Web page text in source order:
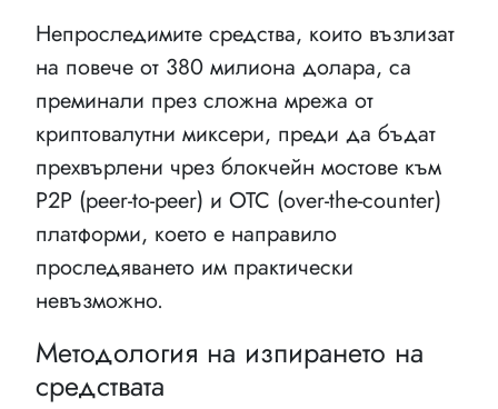
Непроследимите средства, които възлизат
на повече от 380 милиона долара, са
преминали през сложна мрежа от
криптовалутни миксери, преди да бъдат
прехвърлени чрез блокчейн мостове към
P2P (peer-to-peer) и OTC (over-the-counter)
платформи, което е направило
проследяването им практически
невъзможно.
Методология на изпирането на
средствата